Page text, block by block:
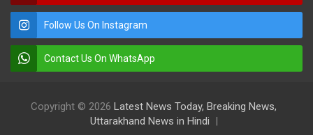
Follow Us On Instagram
Contact Us On WhatsApp
Copyright © 2026 Latest News Today, Breaking News,
Uttarakhand News in Hindi